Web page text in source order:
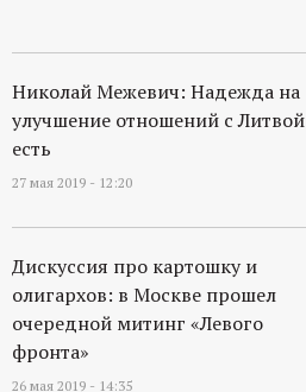
Николай Межевич: Надежда на
улучшение отношений с Литвой
есть
27 мая 2019 - 12:20
Дискуссия про картошку и
олигархов: в Москве прошел
очередной митинг «Левого
фронта»
26 мая 2019 - 14:35